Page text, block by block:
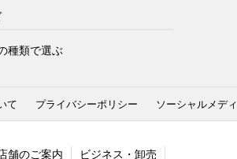
種類で選ぶ
て プライバシーポリシー ソーシャルメデ
舗のご案内 ビジネス・卸売